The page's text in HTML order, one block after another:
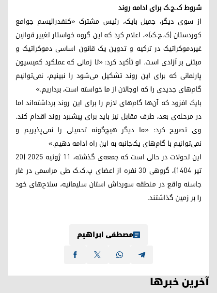
شروط ک.ج.ک برای ادامه روند
از سوی دیگر، جمیل بایک، رئیس مشترک «کنفدرالیسم جوامع
کوردستان (ک.ج.ک)»، اعلام کرد که این گروه خواستار تغییر قوانین
غیردموکراتیک در ترکیه و تدوین یک قانون اساسی دموکراتیک و
مبتنی بر آزادی است. او تأکید کرد: «تا زمانی که عملکرد کمیسیون
پارلمانی که برای این روند تشکیل می‌شود را نبینیم، نمی‌توانیم
گام‌های جدیدی را که اوجالان از ما خواسته است، برداریم.»
بایک افزود که آن‌ها گام‌های لازم را برای این روند برداشته‌اند اما
در مرحله‌ی بعد، طرف مقابل نیز باید برای پیشبرد روند اقدام کند.
وی تصریح کرد: «ما دیگر هیچ‌گونه تحمیلی را نمی‌پذیریم و
نمی‌توانیم با گام‌های یک‌جانبه به این راه ادامه دهیم.»
این تحولات در حالی است که جمعه‌ی گذشته، ۱۱ ژوئیه ۲۰۲۵ (۲۰
تیر ۱۴۰۴)، گروهی ۳۰ نفره از اعضای پ.ک.ک طی مراسمی در غار
جاسنه واقع در منطقه سورداش استان سلیمانیه، سلاح‌های خود
را بر زمین گذاشتند.
مصطفی ابراهیم
آخرین خبرها